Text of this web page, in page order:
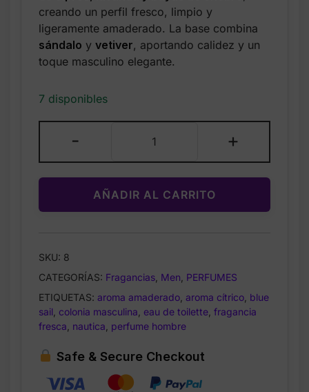
creando un perfil fresco, limpio y
ligeramente amaderado. La base combina
sándalo y vetiver, aportando calidez y un
toque masculino elegante.
7 disponibles
-
Nautica
Blue
Sail
–
Eau
Hombre
–
3.3
oz
+
AÑADIR AL CARRITO
SKU: 8
CATEGORÍAS: Fragancias Men PERFUMES
ETIQUETAS: aroma amaderado aroma cítrico blue
sail colonia masculina eau de toilette fragancia
fresca nautica perfume hombre
Safe & Secure Checkout